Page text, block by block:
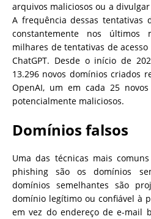
arquivos maliciosos ou a
A frequência dessas tentativas
constantemente nos últimos
milhares de tentativas de
ChatGPT. Desde o início de
13.296 novos domínios criados
OpenAI, um em cada 25
potencialmente maliciosos.
Domínios falsos
Uma das técnicas mais
phishing são os domínios
domínios semelhantes são
domínio legítimo ou confiável à
em vez do endereço de e-mail